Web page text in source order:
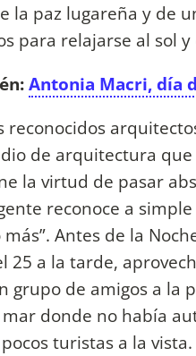
la paz lugareña y de
para relajarse al sol
Antonia Macri, día
reconocidos
de arquitectura
la virtud de pasar
reconoce a
más”. Antes de la
25 a la tarde,
grupo de amigos a la
donde no había
turistas a la